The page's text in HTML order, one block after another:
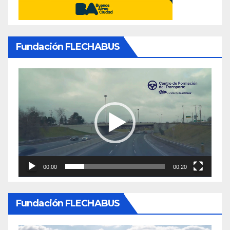
Fundación FLECHABUS
video
00:00 00:20
Fundación FLECHABUS